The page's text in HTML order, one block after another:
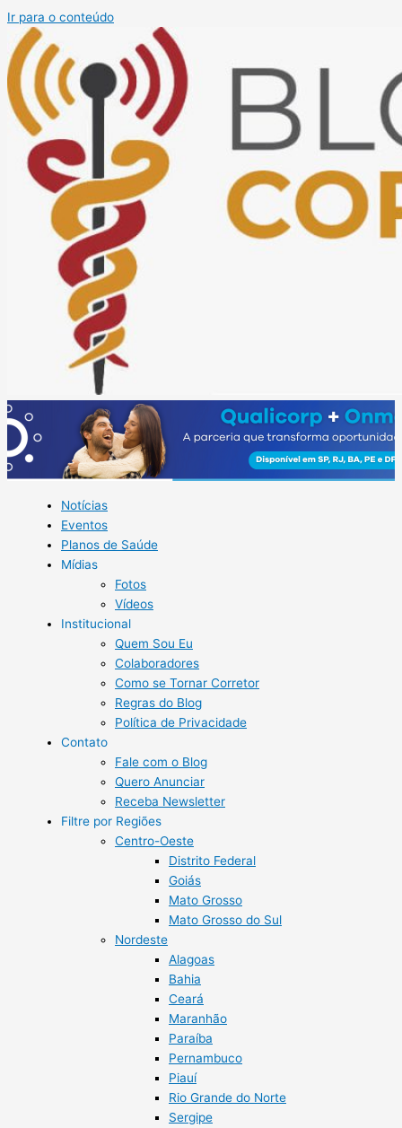
Ir para o conteúdo
Notícias
Eventos
Planos de Saúde
Mídias
Fotos
Vídeos
Institucional
Quem Sou Eu
Colaboradores
Como se Tornar Corretor
Regras do Blog
Política de Privacidade
Contato
Fale com o Blog
Quero Anunciar
Receba Newsletter
Filtre por Regiões
Centro-Oeste
Distrito Federal
Goiás
Mato Grosso
Mato Grosso do Sul
Nordeste
Alagoas
Bahia
Ceará
Maranhão
Paraíba
Pernambuco
Piauí
Rio Grande do Norte
Sergipe